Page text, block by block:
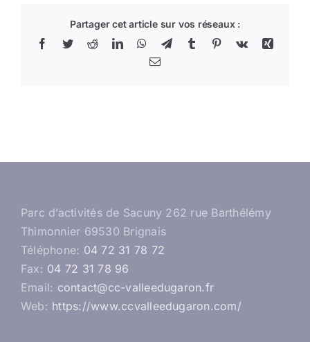
Partager cet article sur vos réseaux :
Facebook
TwitterRedditLinkedInWhatsApp
TelegramTumblr Pinterest
Vk
Xing
Email
Parc d’activités de Sacuny 262 rue Barthélémy
Thimonnier 69530 Brignais
Téléphone: 04 72 31 78 72
Fax: 04 72 31 78 96
Email: contact@cc-valleedugaron.fr
Web: https://www.ccvalleedugaron.com/